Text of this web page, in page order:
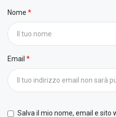
Nome
Email
Salva il mio nome, email e sito